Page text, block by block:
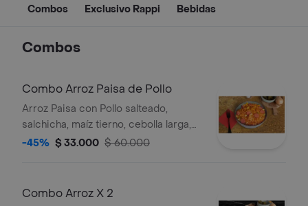
Combos Exclusivo Rappi Bebidas
Combos
Combo Arroz Paisa de Pollo
Arroz Paisa con Pollo salteado,
salchicha, maíz tierno, cebolla larga,
plátano maduro, soya hondashi +
-45% $ 33.000 $ 60.000
Combo Arroz X 2